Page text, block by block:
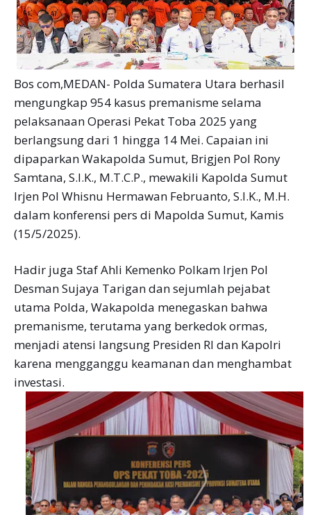
Bos com,MEDAN- Polda Sumatera Utara berhasil
mengungkap 954 kasus premanisme selama
pelaksanaan Operasi Pekat Toba 2025 yang
berlangsung dari 1 hingga 14 Mei. Capaian ini
dipaparkan Wakapolda Sumut, Brigjen Pol Rony
Samtana, S.I.K., M.T.C.P., mewakili Kapolda Sumut
Irjen Pol Whisnu Hermawan Februanto, S.I.K., M.H.
dalam konferensi pers di Mapolda Sumut, Kamis
(15/5/2025).
Hadir juga Staf Ahli Kemenko Polkam Irjen Pol
Desman Sujaya Tarigan dan sejumlah pejabat
utama Polda, Wakapolda menegaskan bahwa
premanisme, terutama yang berkedok ormas,
menjadi atensi langsung Presiden RI dan Kapolri
karena mengganggu keamanan dan menghambat
investasi.